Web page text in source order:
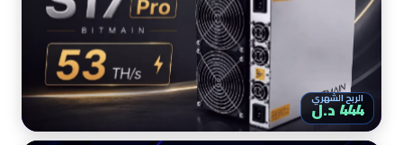
الربح الشهري
444 د.ل